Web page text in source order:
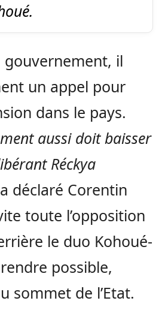
gouvernement, il
un appel pour
dans le pays.
aussi doit baisser
Réckya
déclaré Corentin
toute l’opposition
le duo Kohoué-
possible,
sommet de l’Etat.